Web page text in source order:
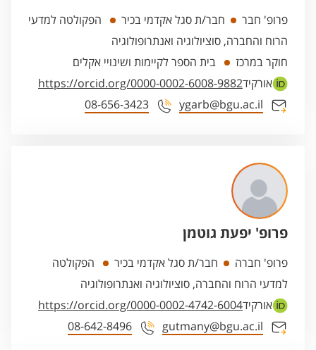
פרופ' חבר חבר/ת סגל אקדמי בכיר
הפקולטה למדעי
הרוח והחברה, סוציולוגיה ואנתרופולוגיה
חוקר במרכז
בית הספר לקיימות ושינויי אקלים
אורקידhttps://orcid.org/0000-0002-6008-9882
ygarb@bgu.ac.il
08-656-3423
פרופ' יפעת גוטמן
פרופ' חברה חבר/ת סגל אקדמי בכיר
הפקולטה
למדעי הרוח והחברה, סוציולוגיה ואנתרופולוגיה
אורקידhttps://orcid.org/0000-0002-4742-6004
gutmany@bgu.ac.il
08-642-8496